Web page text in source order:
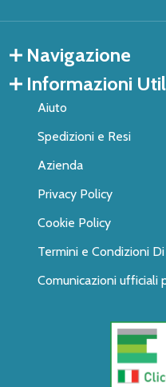
Navigazione
Informazioni
Aiuto
Spedizioni e Resi
Azienda
Privacy Policy
Cookie Policy
Termini e Condizioni
Comunicazioni ufficiali